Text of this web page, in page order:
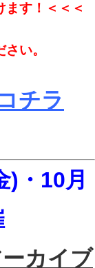
ます！＜＜＜
い。
チラ
)・10月
カイブ